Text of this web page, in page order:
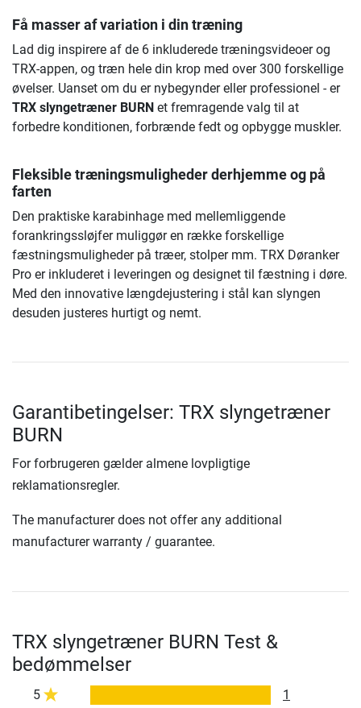
Få masser af variation i din træning
Lad dig inspirere af de 6 inkluderede træningsvideoer og
TRX-appen, og træn hele din krop med over 300 forskellige
øvelser. Uanset om du er nybegynder eller professionel - er
TRX slyngetræner BURN et fremragende valg til at
forbedre konditionen, forbrænde fedt og opbygge muskler.
Fleksible træningsmuligheder derhjemme og på
farten
Den praktiske karabinhage med mellemliggende
forankringssløjfer muliggør en række forskellige
fæstningsmuligheder på træer, stolper mm. TRX Døranker
Pro er inkluderet i leveringen og designet til fæstning i døre.
Med den innovative længdejustering i stål kan slyngen
desuden justeres hurtigt og nemt.
Garantibetingelser: TRX slyngetræner
BURN
For forbrugeren gælder almene lovpligtige
reklamationsregler.
The manufacturer does not offer any additional
manufacturer warranty / guarantee.
TRX slyngetræner BURN Test &
bedømmelser
5
1